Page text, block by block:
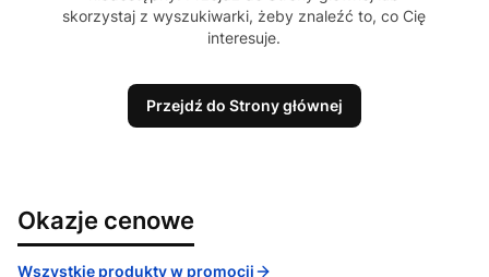
skorzystaj z wyszukiwarki, żeby znaleźć to, co Cię
interesuje.
Przejdź do Strony głównej
Okazje cenowe
Wszystkie produkty w promocji